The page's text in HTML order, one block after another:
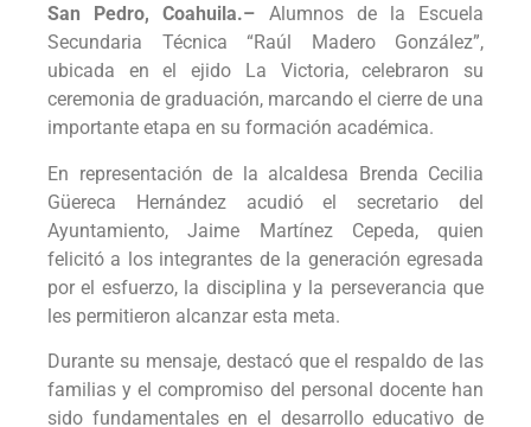
San Pedro, Coahuila.– Alumnos de la Escuela
Secundaria Técnica “Raúl Madero González”,
ubicada en el ejido La Victoria, celebraron su
ceremonia de graduación, marcando el cierre de una
importante etapa en su formación académica.
En representación de la alcaldesa Brenda Cecilia
Güereca Hernández acudió el secretario del
Ayuntamiento, Jaime Martínez Cepeda, quien
felicitó a los integrantes de la generación egresada
por el esfuerzo, la disciplina y la perseverancia que
les permitieron alcanzar esta meta.
Durante su mensaje, destacó que el respaldo de las
familias y el compromiso del personal docente han
sido fundamentales en el desarrollo educativo de